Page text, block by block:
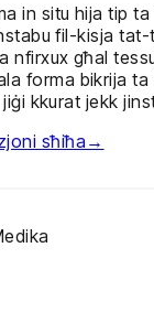
in situ hija tip
fil-kisja
nfirxux għal
forma bikrija ta
kkurat jekk
sħiħa →